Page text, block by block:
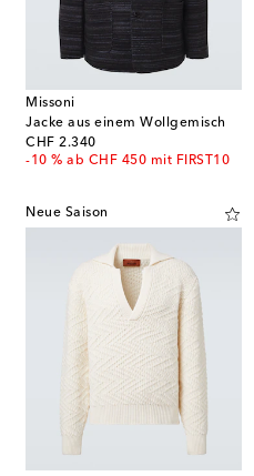
Missoni
Jacke aus einem Wollgemisch
CHF 2.340
original price
-10 % ab CHF 450 mit FIRST10
Neue Saison